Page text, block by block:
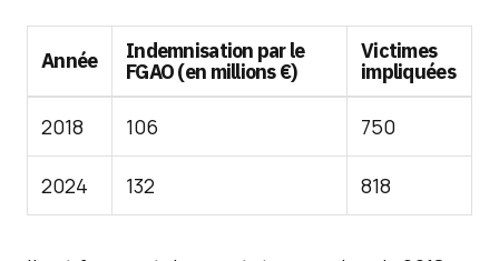
Année
Indemnisation par le
FGAO (en millions €)
Victimes
impliquées
2018 106 750
2024 132 818